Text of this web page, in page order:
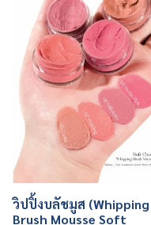
วิปปิ้งบลัชมูส (Whipping
Brush Mousse Soft